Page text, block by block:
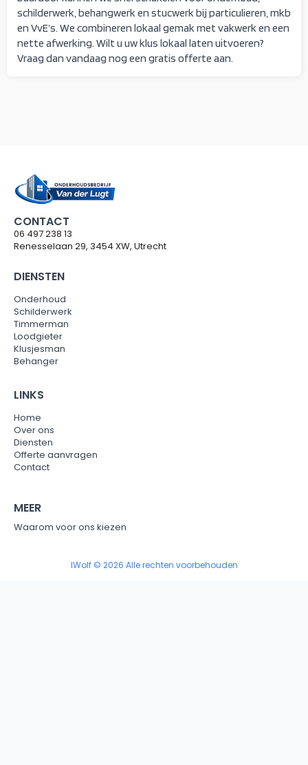
schilderwerk, behangwerk en stucwerk bij particulieren, mkb
en VvE’s. We combineren lokaal gemak met vakwerk en een
nette afwerking. Wilt u uw klus lokaal laten uitvoeren?
Vraag dan vandaag nog een gratis offerte aan.
CONTACT
06 497 238 13
Renesselaan 29, 3454 XW, Utrecht
DIENSTEN
Onderhoud
Schilderwerk
Timmerman
Loodgieter
Klusjesman
Behanger
LINKS
Home
Over ons
Diensten
Offerte aanvragen
Contact
MEER
Waarom voor ons kiezen
IWolf © 2026 Alle rechten voorbehouden